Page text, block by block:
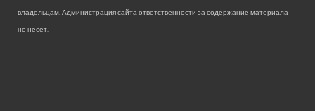
владельцам. Администрация сайта ответственности за содержание материала
не несет.